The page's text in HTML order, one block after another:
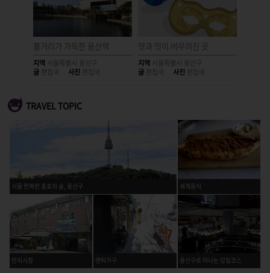
볼거리가 가득한 용산역
지역 서울특별시 용산구
글 편집국 사진 편집국
맛과 멋이 버무려진 곳
지역 서울특별시 용산구
글 편집국 사진 편집국
TRAVEL TOPIC
서울 한복판 충효의 숲, 용산구
용산구로 떠나는 당일코스
만리시장
세계음식
앤틱가구